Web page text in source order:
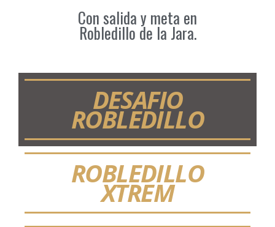
Con salida y meta en
Robledillo de la Jara.
DESAFIO
ROBLEDILLO
ROBLEDILLO
XTREM